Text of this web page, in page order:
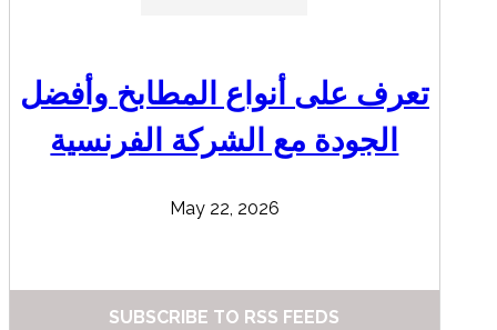
تعرف على أنواع المطابخ وأفضل
الجودة مع الشركة الفرنسية
May 22, 2026
SUBSCRIBE TO RSS FEEDS